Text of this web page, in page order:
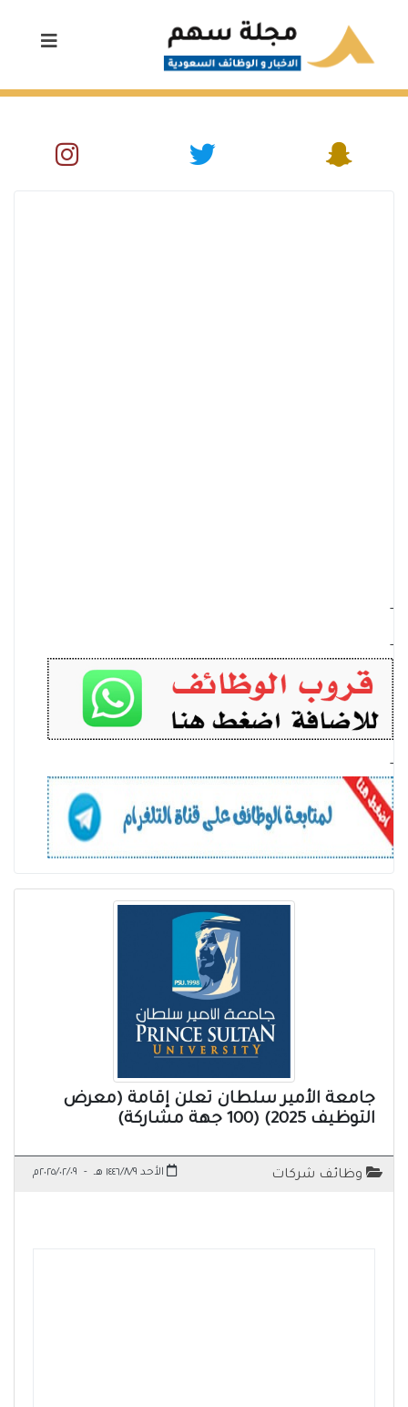
-
-
-
جامعة الأمير سلطان تعلن إقامة (معرض
التوظيف 2025) (100 جهة مشاركة)
وظائف شركات الأحد ١٤٤٦/٨/٩ هـ - ٢٠٢٥/٠٢/٠٩م